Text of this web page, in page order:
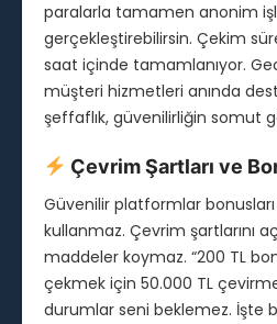
paralarla tamamen anonim
gerçekleştirebilirsin. Çekim
saat içinde tamamlanıyor.
müşteri hizmetleri anında
şeffaflık, güvenilirliğin somut
Çevrim Şartları ve
Güvenilir platformlar
kullanmaz. Çevrim şartlarını
maddeler koymaz. “200 TL
çekmek için 50.000 TL
durumlar seni beklemez. İşte